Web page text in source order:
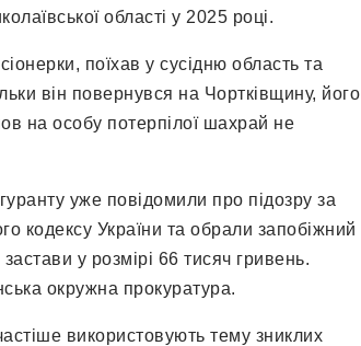
області у 2025 році.
поїхав у сусідню область та
він повернувся на Чортківщину, його
на особу потерпілої шахрай не
уже повідомили про підозру за
кодексу України та обрали запобіжний
у розмірі 66 тисяч гривень.
окружна прокуратура.
використовують тему зниклих